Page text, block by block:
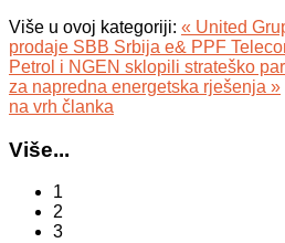
Više u ovoj kategoriji: « United
prodaje SBB Srbija e& PPF
Petrol i NGEN sklopili strateško
za napredna energetska rješenja »
na vrh članka
Više...
1
2
3